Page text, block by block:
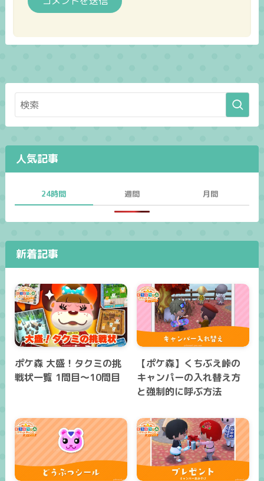
人気記事
24時間 週間 月間
新着記事
ポケ森 大盛！タクミの挑
戦状一覧 1問目～10問目
【ポケ森】くちぶえ峠の
キャンパーの入れ替え方
と強制的に呼ぶ方法